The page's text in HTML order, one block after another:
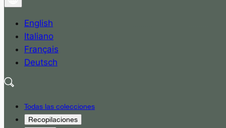
English
Italiano
Français
Deutsch
Todas las colecciones
Recopilaciones